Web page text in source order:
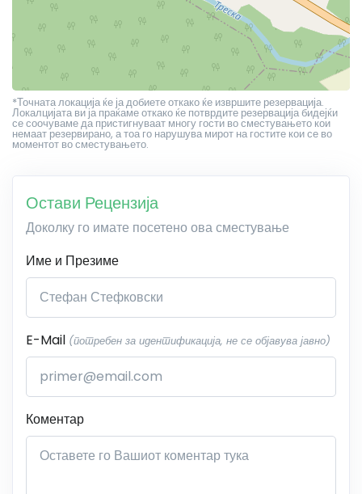
*Точната локација ќе ја добиете откако ќе извршите резервација.
Локалцијата ви ја праќаме откако ќе потврдите резервација бидејќи
се соочуваме да пристигнуваат многу гости во сместувањето кои
немаат резервирано, а тоа го нарушува мирот на гостите кои се во
моментот во сместувањето.
Остави Рецензија
Доколку го имате посетено ова сместување
Име и Презиме
E-Mail (потребен за идентификација, не се објавува јавно)
Коментар